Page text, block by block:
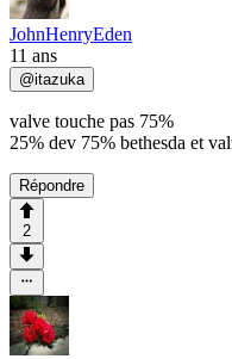
JohnHenryEden
11 ans
@itazuka
valve touche pas 75%
25% dev 75% bethesda et
Répondre
2